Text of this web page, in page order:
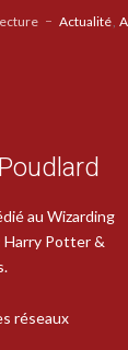
Actualité
au Wizarding
Harry Potter &
réseaux